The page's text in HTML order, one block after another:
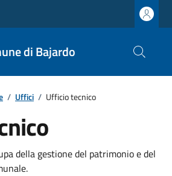
di Bajardo
/ Uffici / Ufficio tecnico
della gestione del patrimonio e del